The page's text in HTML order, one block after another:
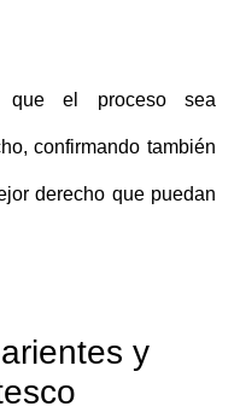
que el proceso sea
confirmando también
derecho que puedan
y